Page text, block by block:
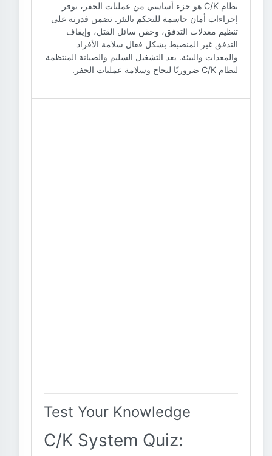
نظام C/K هو جزء أساسي من عمليات الحفر، يوفر
إجراءات أمان حاسمة للتحكم بالبئر. تضمن قدرته على
تنظيم معدلات التدفق، وحقن سائل القتل، وإيقاف
التدفق غير المنضبط بشكل فعال سلامة الأفراد
والمعدات والبيئة. يعد التشغيل السليم والصيانة المنتظمة
لنظام C/K ضروريًا لنجاح وسلامة عمليات الحفر.
Test Your Knowledge
C/K System Quiz: